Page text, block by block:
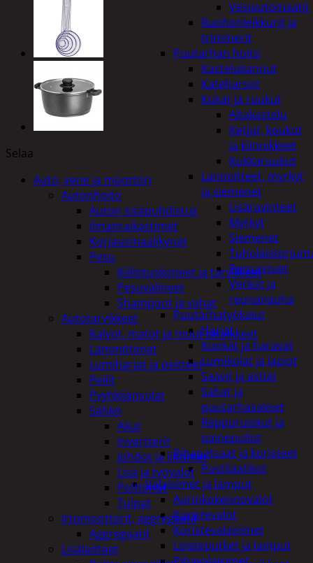
Vesiautomaatit
Ruohonleikkurit ja
trimmerit
Puutarhan hoito
Kastelukannut
Kateharsot
Kukat ja ruukut
Altakastelu
Ketjut, koukut
ja kiinnikkeet
Kukkaruukut
Lannoitteet, myrkyt
ja siemenet
Lisäravinteet
Myrkyt
Siemenet
Pensastuet
Verkot ja
reunanauha
Puutarhatyökalut
Harjat
Kuokat ja haravat
Lumikolat ja lapiot
Saavit ja astiat
Sahat ja
puutarhasakset
Reppuruiskut ja
painepullot
Pihapatsaat ja koristeet
Postilaatikot
Valaisimet ja lamput
Aurinkokennovalot
Koristevalot
Koristevalaisimet
Loisteputket ja lamput
Selaa
Auto, vene ja moottori
Autonhoito
Auton sisäpuhdistus
ilmanraikastimet
Korjausmaalikynät
Pesu
Kiillotuskoneet ja tarvikkeet
Pesuvälineet
Shampoot ja vahat
Autotarvikkeet
Kalvot, matot ja muut tarvikkeet
Lämmittimet
Lumiharjat ja peitteet
Peilit
Pyyhkijänsulat
Sähkö
Akut
invertterit
Johdot ja liittimet
Lisä ja työvalot
Polttimot
Tulpat
Irtomoottorit, aggregaatit
Aggregaatit
Lisälaitteet